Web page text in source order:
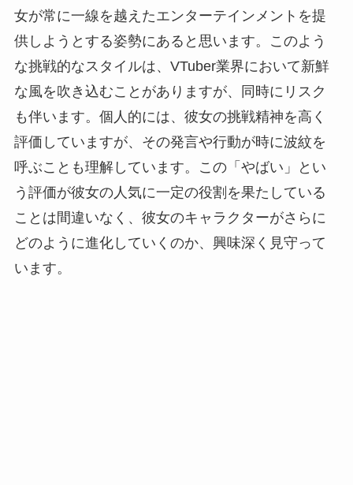
女が常に一線を越えたエンターテインメントを提
供しようとする姿勢にあると思います。このよう
な挑戦的なスタイルは、VTuber業界において新鮮
な風を吹き込むことがありますが、同時にリスク
も伴います。個人的には、彼女の挑戦精神を高く
評価していますが、その発言や行動が時に波紋を
呼ぶことも理解しています。この「やばい」とい
う評価が彼女の人気に一定の役割を果たしている
ことは間違いなく、彼女のキャラクターがさらに
どのように進化していくのか、興味深く見守って
います。